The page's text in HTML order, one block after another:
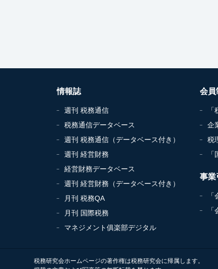
情報誌
週刊 税務通信
税務通信データベース
週刊 税務通信（データベース付き）
週刊 経営財務
経営財務データベース
週刊 経営財務（データベース付き）
月刊 税務QA
月刊 国際税務
マネジメント俱楽部デジタル
会員
企
税
事業
税務研究会ホームページの著作権は税務研究会に帰属します。